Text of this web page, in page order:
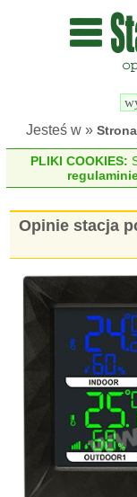
Jesteś w »
PLIKI COOKIES:
Opinie stacja